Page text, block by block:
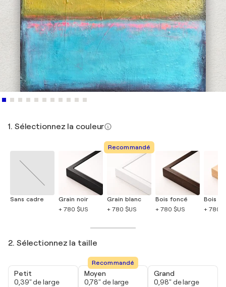
1. Sélectionnez la couleur
Sans cadre
Grain noir
+ 780 $US
Recommandé
Grain blanc
+ 780 $US
Bois foncé
+ 780 $US
Bois
+ 780
2. Sélectionnez la taille
Petit
0,39" de large
Recommandé
Moyen
0,78" de large
Grand
0,98" de large